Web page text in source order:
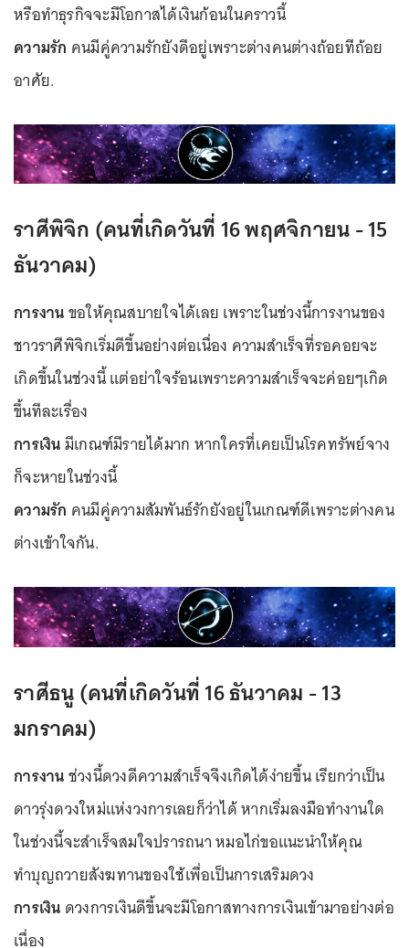
หรือทำธุรกิจจะมีโอกาสได้เงินก้อนในคราวนี้
ความรัก คนมีคู่ความรักยังดีอยู่เพราะต่างคนต่างถ้อยทีถ้อย
อาศัย.
ราศีพิจิก (คนที่เกิดวันที่ 16 พฤศจิกายน - 15
ธันวาคม)
การงานขอให้คุณสบายใจได้เลย เพราะในช่วงนี้การงานของ
ชาวราศีพิจิกเริ่มดีขึ้นอย่างต่อเนื่อง ความสำเร็จที่รอคอยจะ
เกิดขึ้นในช่วงนี้ แต่อย่าใจร้อนเพราะความสำเร็จจะค่อยๆเกิด
ขึ้นทีละเรื่อง
การเงินมีเกณฑ์มีรายได้มาก หากใครที่เคยเป็นโรคทรัพย์จาง
ก็จะหายในช่วงนี้
ความรัก คนมีคู่ความสัมพันธ์รักยังอยู่ในเกณฑ์ดีเพราะต่างคน
ต่างเข้าใจกัน.
ราศีธนู (คนที่เกิดวันที่ 16 ธันวาคม - 13
มกราคม)
การงานช่วงนี้ดวงดีความสำเร็จจึงเกิดได้ง่ายขึ้น เรียกว่าเป็น
ดาวรุ่งดวงใหม่แห่งวงการเลยก็ว่าได้ หากเริ่มลงมือทำงานใด
ในช่วงนี้จะสำเร็จสมใจปรารถนา หมอไก่ขอแนะนำให้คุณ
ทำบุญถวายสังฆทานของใช้เพื่อเป็นการเสริมดวง
การเงิน ดวงการเงินดีขึ้นจะมีโอกาสทางการเงินเข้ามาอย่างต่อ
เนื่อง